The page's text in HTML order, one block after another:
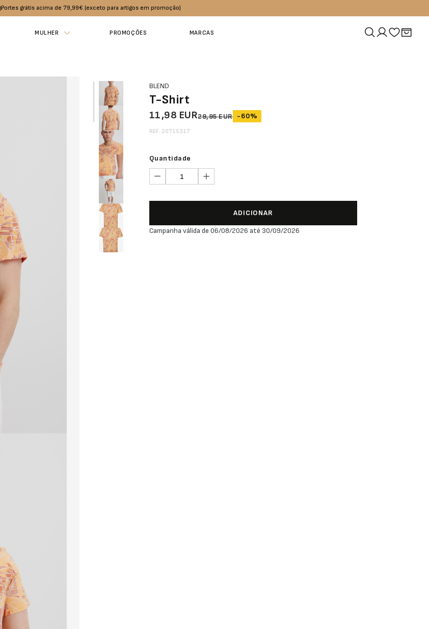
Portes grátis acima de 79,99€ (exceto para artigos em promoção)
MULHER PROMOÇÕES MARCAS
BLEND
T-Shirt
11,98 EUR29,95 EUR -60%
REF. 20715317
Quantidade
ADICIONAR
Campanha válida de 06/08/2026 até 30/09/2026